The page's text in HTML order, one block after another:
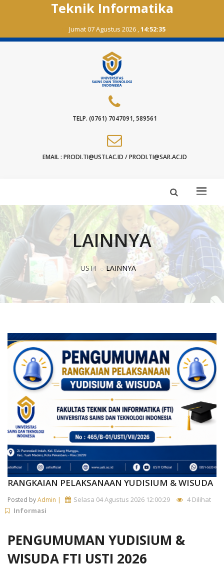
Teknik Informatika
Jumat 07 Agustus 2026 ,14:52:35
TELP. (0761) 7047091, 589561
EMAIL : PRODI.TI@USTI.AC.ID / PRODI.TI@SAR.AC.ID
LAINNYA
USTI LAINNYA
RANGKAIAN PELAKSANAAN YUDISIUM & WISUDA
Posted byAdmin | Selasa 04 Agustus 2026 12:00:29
4 Dilihat
Informasi
PENGUMUMAN YUDISIUM &
WISUDA FTI USTI 2026